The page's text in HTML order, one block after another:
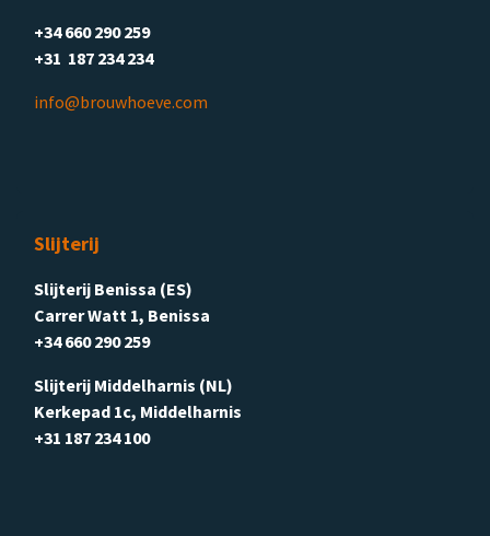
+34 660 290 259
+31 187 234 234
info@brouwhoeve.com
Slijterij
Slijterij Benissa (ES)
Carrer Watt 1, Benissa
+34 660 290 259
Slijterij Middelharnis (NL)
Kerkepad 1c, Middelharnis
+31 187 234 100